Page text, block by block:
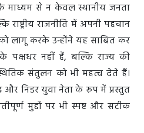
माध्यम से न केवल स्थानीय जनता
राष्ट्रीय राजनीति में अपनी पहचान
लागू करके उन्होंने यह साबित कर
नहीं हैं, बल्कि राज्य की
संतुलन को भी महत्व देते हैं।
निडर युवा नेता के रूप में प्रस्तुत
मुद्दों पर भी स्पष्ट और सटीक